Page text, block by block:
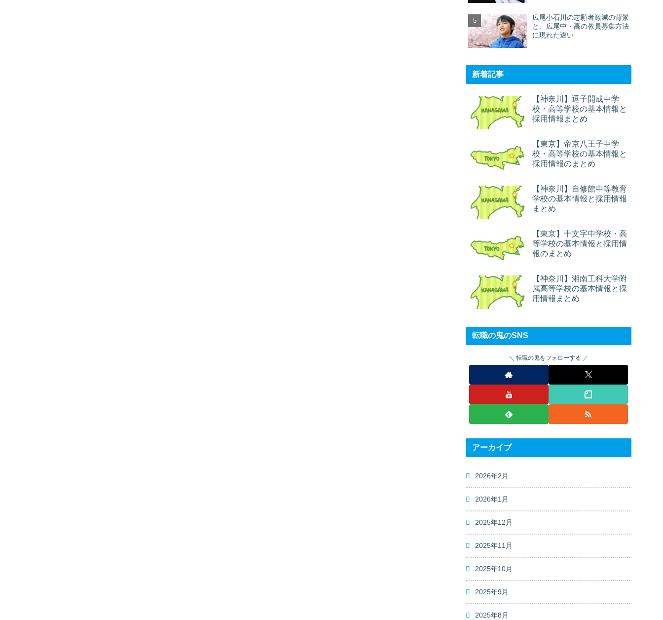
広尾小石川の志願者激減の背景
と、広尾中・高の教員募集方法
に現れた違い
新着記事
【神奈川】逗子開成中学
校・高等学校の基本情報と
採用情報まとめ
【東京】帝京八王子中学
校・高等学校の基本情報と
採用情報のまとめ
【神奈川】自修館中等教育
学校の基本情報と採用情報
まとめ
【東京】十文字中学校・高
等学校の基本情報と採用情
報のまとめ
【神奈川】湘南工科大学附
属高等学校の基本情報と採
用情報まとめ
転職の鬼のSNS
転職の鬼をフォローする
アーカイブ
2026年2月
2026年1月
2025年12月
2025年11月
2025年10月
2025年9月
2025年8月